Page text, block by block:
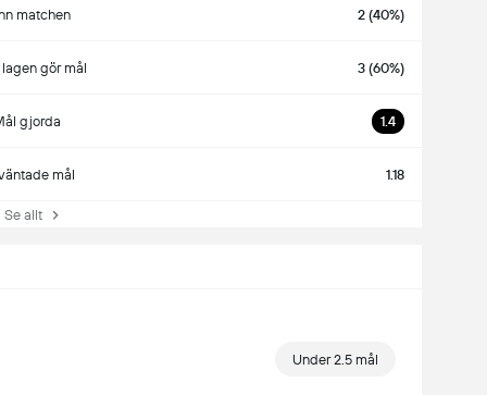
matchen 2 (40%)
lagen gör mål 3 (60%)
gjorda 1.4
mål 1.18
allt
Under 2.5 mål